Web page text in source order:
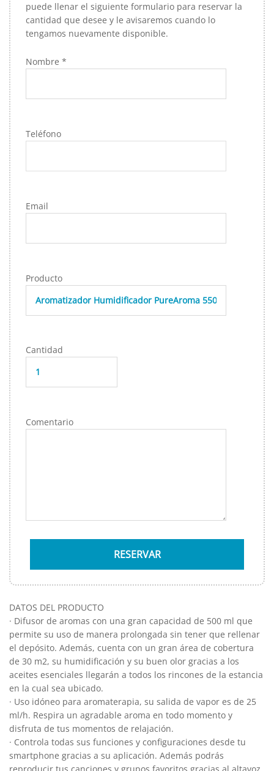
puede llenar el siguiente formulario para reservar la
cantidad que desee y le avisaremos cuando lo
tengamos nuevamente disponible.
Nombre *
Teléfono
Email
Producto
Cantidad
Comentario
DATOS DEL PRODUCTO
· Difusor de aromas con una gran capacidad de 500 ml que
permite su uso de manera prolongada sin tener que rellenar
el depósito. Además, cuenta con un gran área de cobertura
de 30 m2, su humidificación y su buen olor gracias a los
aceites esenciales llegarán a todos los rincones de la estancia
en la cual sea ubicado.
· Uso idóneo para aromaterapia, su salida de vapor es de 25
ml/h. Respira un agradable aroma en todo momento y
disfruta de tus momentos de relajación.
· Controla todas sus funciones y configuraciones desde tu
smartphone gracias a su aplicación. Además podrás